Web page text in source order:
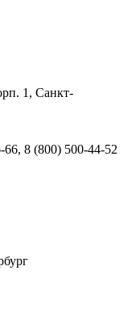
1, Санкт-
8 (800) 500-44-52